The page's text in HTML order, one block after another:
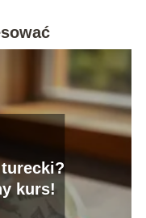
turecki?
kurs!